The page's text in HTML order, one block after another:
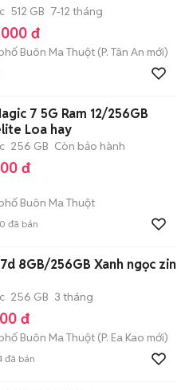
512 GB 7-12 tháng
đ
Buôn Ma Thuột (P. Tân An mới)
7 5G Ram 12/256GB
Loa hay
256 GB Còn bảo hành
đ
Buôn Ma Thuột
đã bán
8GB/256GB Xanh ngọc zin
256 GB 3 tháng
đ
Buôn Ma Thuột (P. Ea Kao mới)
đã bán